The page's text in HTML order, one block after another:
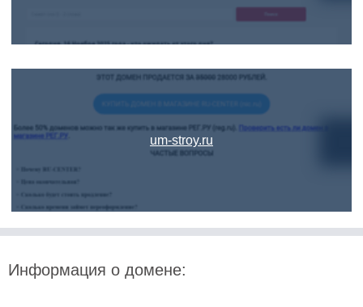
um-stroy.ru
Информация о домене: